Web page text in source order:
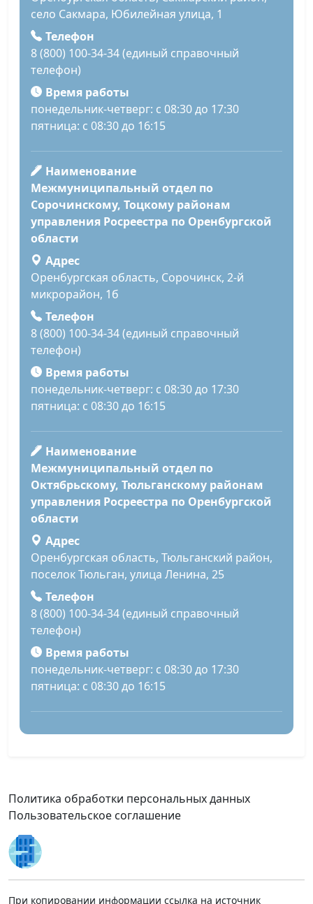
село Сакмара, Юбилейная улица, 1
Телефон
8 (800) 100-34-34 (единый справочный
телефон)
Время работы
понедельник-четверг: с 08:30 до 17:30
пятница: с 08:30 до 16:15
Наименование
Межмуниципальный отдел по
Сорочинскому, Тоцкому районам
управления Росреестра по Оренбургской
области
Адрес
Оренбургская область, Сорочинск, 2-й
микрорайон, 1б
Телефон
8 (800) 100-34-34 (единый справочный
телефон)
Время работы
понедельник-четверг: с 08:30 до 17:30
пятница: с 08:30 до 16:15
Наименование
Межмуниципальный отдел по
Октябрьскому, Тюльганскому районам
управления Росреестра по Оренбургской
области
Адрес
Оренбургская область, Тюльганский район,
поселок Тюльган, улица Ленина, 25
Телефон
8 (800) 100-34-34 (единый справочный
телефон)
Время работы
понедельник-четверг: с 08:30 до 17:30
пятница: с 08:30 до 16:15
Политика обработки персональных данных
Пользовательское соглашение
При копировании информации ссылка на источник